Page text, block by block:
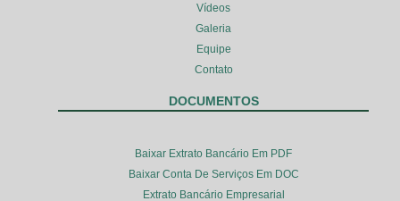
Vídeos
Galeria
Equipe
Contato
DOCUMENTOS
Baixar Extrato Bancário Em PDF
Baixar Conta De Serviços Em DOC
Extrato Bancário Empresarial